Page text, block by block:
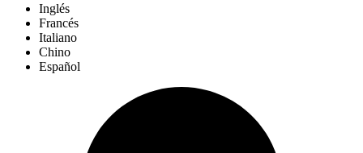
Inglés
Francés
Italiano
Chino
Español